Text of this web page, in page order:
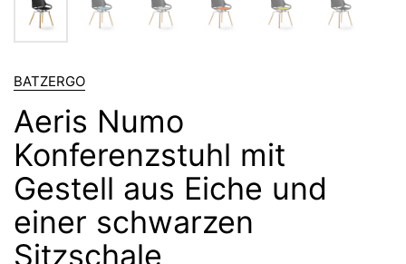
BATZERGO
Aeris Numo
Konferenzstuhl mit
Gestell aus Eiche und
einer schwarzen
Sitzschale